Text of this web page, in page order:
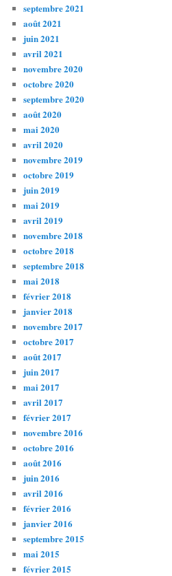
septembre 2021
août 2021
juin 2021
avril 2021
novembre 2020
octobre 2020
septembre 2020
août 2020
mai 2020
avril 2020
novembre 2019
octobre 2019
juin 2019
mai 2019
avril 2019
novembre 2018
octobre 2018
septembre 2018
mai 2018
février 2018
janvier 2018
novembre 2017
octobre 2017
août 2017
juin 2017
mai 2017
avril 2017
février 2017
novembre 2016
octobre 2016
août 2016
juin 2016
avril 2016
février 2016
janvier 2016
septembre 2015
mai 2015
février 2015